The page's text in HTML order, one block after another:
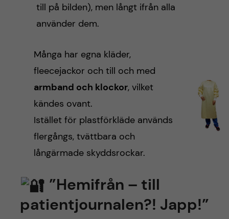
till på bilden), men långt ifrån alla
använder dem.
Många har egna kläder,
fleecejackor och till och med
armband och klockor, vilket
kändes ovant.
Istället för plastförkläde används
flergångs, tvättbara och
långärmade skyddsrockar.
”Hemifrån – till
patientjournalen?! Japp!”